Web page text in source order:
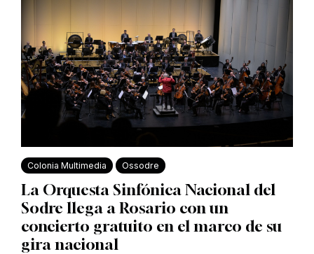
Colonia Multimedia Ossodre
La Orquesta Sinfónica Nacional del
Sodre llega a Rosario con un
concierto gratuito en el marco de su
gira nacional